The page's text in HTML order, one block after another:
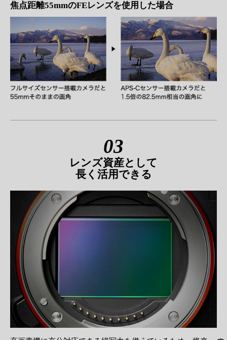
焦点距離55mmのFEレンズを使用した場合
03
レンズ資産として
長く活用できる